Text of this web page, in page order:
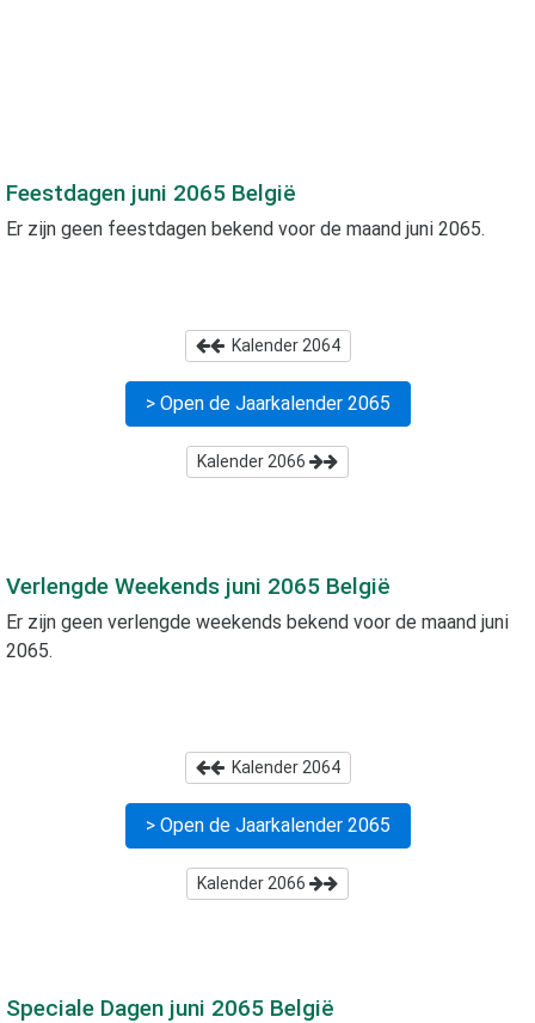
Feestdagen juni 2065 België
Er zijn geen feestdagen bekend voor de maand juni 2065.
Kalender 2064
> Open de Jaarkalender 2065
Kalender 2066
Verlengde Weekends juni 2065 België
Er zijn geen verlengde weekends bekend voor de maand juni
2065.
Kalender 2064
> Open de Jaarkalender 2065
Kalender 2066
Speciale Dagen juni 2065 België